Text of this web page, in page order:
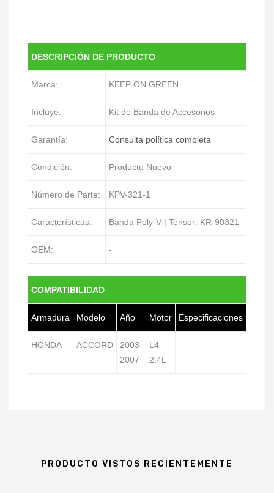
DESCRIPCIÓN DE PRODUCTO
Marca: KEEP ON GREEN
Incluye: Kit de Banda de Accesorios
Garantía: Consulta política completa
Condición: Producto Nuevo
Número de Parte: KPV-321-1
Características: Banda Poly-V | Tensor: KR-90321
OEM: -
COMPATIBILIDAD
Armadura Modelo Año Motor Especificaciones
HONDA ACCORD
2003-
2007
L4
2.4L
-
PRODUCTO VISTOS RECIENTEMENTE